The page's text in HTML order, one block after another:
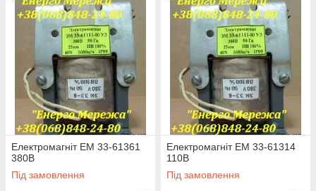
Електромагніт ЕМ 33-61361
380В
Під замовлення
Електромагніт ЕМ 33-61314
110В
Під замовлення